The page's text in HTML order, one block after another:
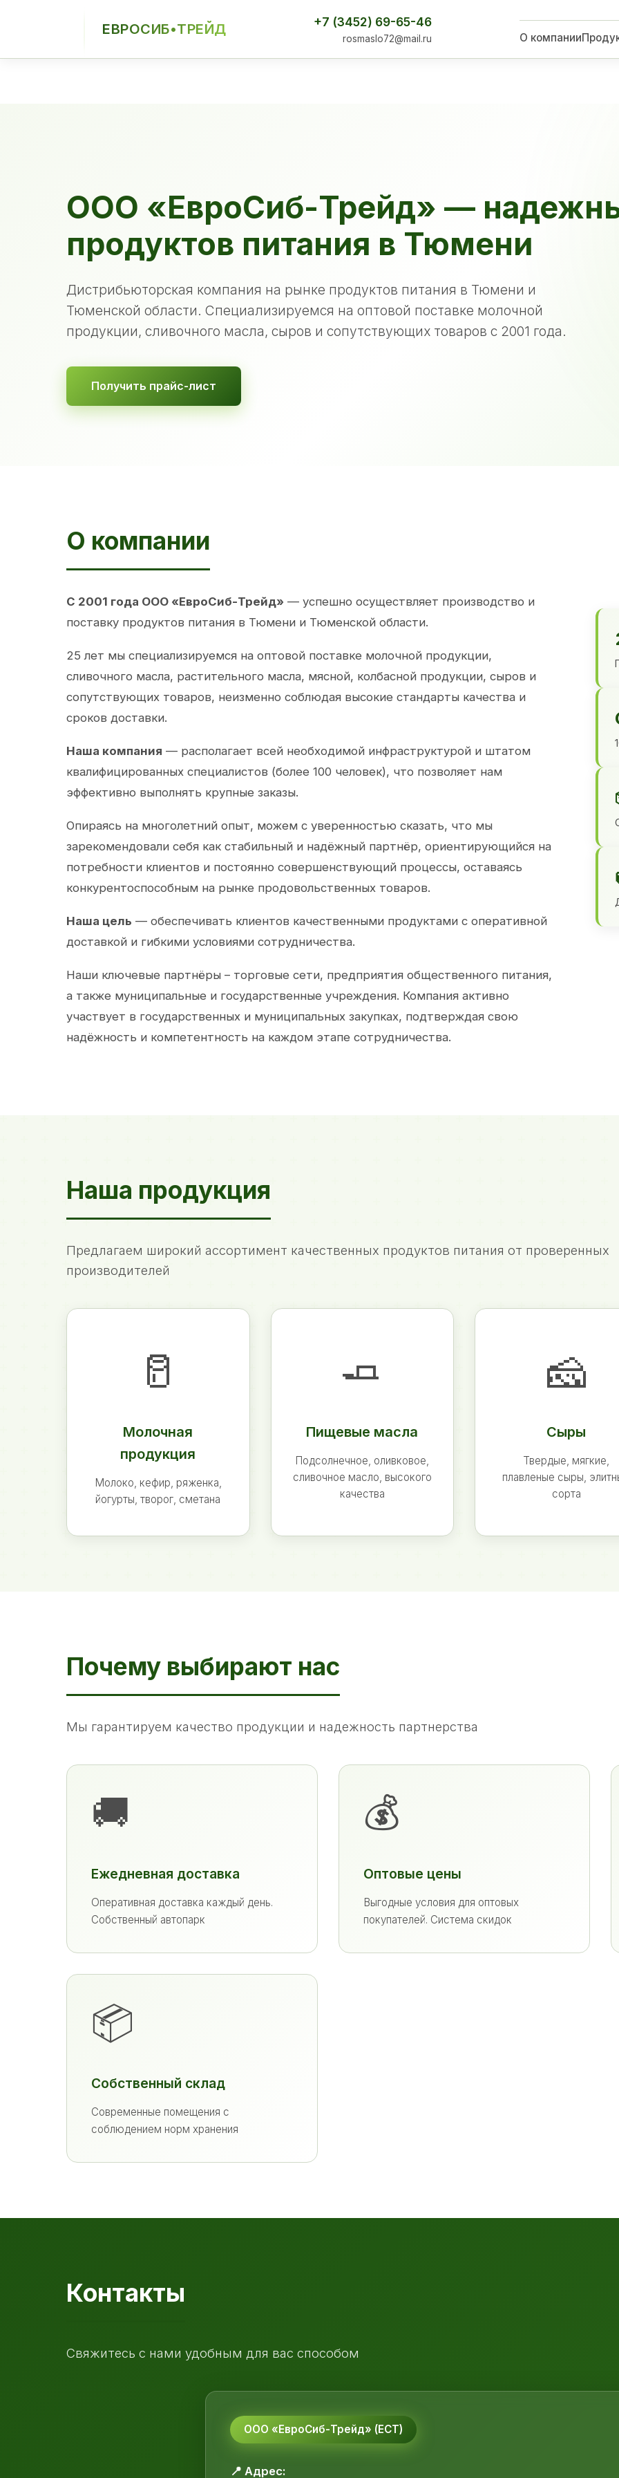
ЕВРОСИБ•ТРЕЙД +7 (3452) 69-65-46
rosmaslo72@mail.ru О компании
ООО «ЕвроСиб-Трейд» —
продуктов питания в Тюмени
Дистрибьюторская компания на рынке продуктов питания в Тюмени и
Тюменской области. Специализируемся на оптовой поставке молочной
продукции, сливочного масла, сыров и сопутствующих товаров с 2001 года.
Получить прайс-лист
О компании
С 2001 года ООО «ЕвроСиб-Трейд» — успешно осуществляет производство и
поставку продуктов питания в Тюмени и Тюменской области.
25 лет мы специализируемся на оптовой поставке молочной продукции,
сливочного масла, растительного масла, мясной, колбасной продукции, сыров и
сопутствующих товаров, неизменно соблюдая высокие стандарты качества и
сроков доставки.
Наша компания — располагает всей необходимой инфраструктурой и штатом
квалифицированных специалистов (более 100 человек), что позволяет нам
эффективно выполнять крупные заказы.
Опираясь на многолетний опыт, можем с уверенностью сказать, что мы
зарекомендовали себя как стабильный и надёжный партнёр, ориентирующийся на
потребности клиентов и постоянно совершенствующий процессы, оставаясь
конкурентоспособным на рынке продовольственных товаров.
Наша цель — обеспечивать клиентов качественными продуктами с оперативной
доставкой и гибкими условиями сотрудничества.
Наши ключевые партнёры – торговые сети, предприятия общественного питания,
а также муниципальные и государственные учреждения. Компания активно
участвует в государственных и муниципальных закупках, подтверждая свою
надёжность и компетентность на каждом этапе сотрудничества.
Наша продукция
Предлагаем широкий ассортимент качественных продуктов питания от проверенных
производителей
🥛
Молочная
продукция
Молоко, кефир, ряженка,
йогурты, творог, сметана
🧈
Пищевые масла
Подсолнечное, оливковое,
сливочное масло, высокого
качества
🧀
Сыры
Твердые, мягкие,
плавленые сыры,
сорта
Почему выбирают нас
Мы гарантируем качество продукции и надежность партнерства
🚚
Ежедневная доставка
Оперативная доставка каждый день.
Собственный автопарк
💰
Оптовые цены
Выгодные условия для оптовых
покупателей. Система скидок
📦
Собственный склад
Современные помещения с
соблюдением норм хранения
Контакты
Свяжитесь с нами удобным для вас способом
ООО «ЕвроСиб-Трейд» (ЕСТ)
📍 Адрес: